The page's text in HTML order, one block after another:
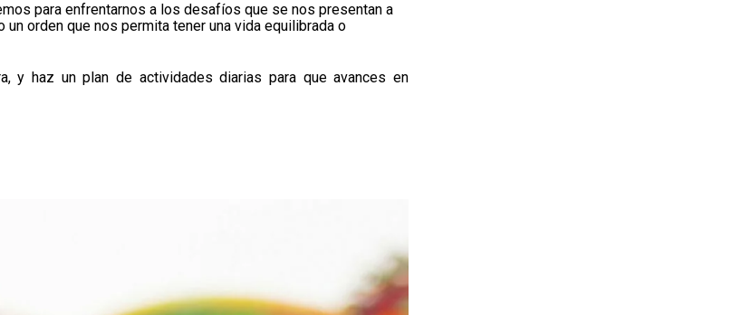
para enfrentarnos a los desafíos que se nos presentan a
orden que nos permita tener una vida equilibrada o
y haz un plan de actividades diarias para que avances en